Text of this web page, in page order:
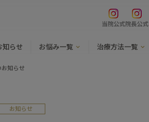
当院公式院長公式
知らせ お悩み一覧 治療方法一覧
知らせ
お知らせ